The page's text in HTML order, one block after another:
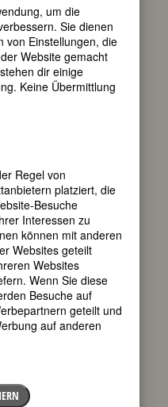
nachdem es
des im
strömenden
neuem in den
deren Kinder
Dabei ging sie
Kinder gingen
Niederrheins
für
Verwüstungen
Sebus nicht
Möglicherweise
gar nicht der
und
und gut [wieso
Arbeit der
Dienen
suchte
um die
Sie dienen
von Einstellungen, die
Website gemacht
dir einige
Keine Übermittlung
Regel von
platziert, die
Besuche
Interessen zu
können mit anderen
Websites geteilt
Websites
Wenn Sie diese
Besuche auf
geteilt und
auf anderen